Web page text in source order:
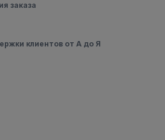
заказа
клиентов от А до Я